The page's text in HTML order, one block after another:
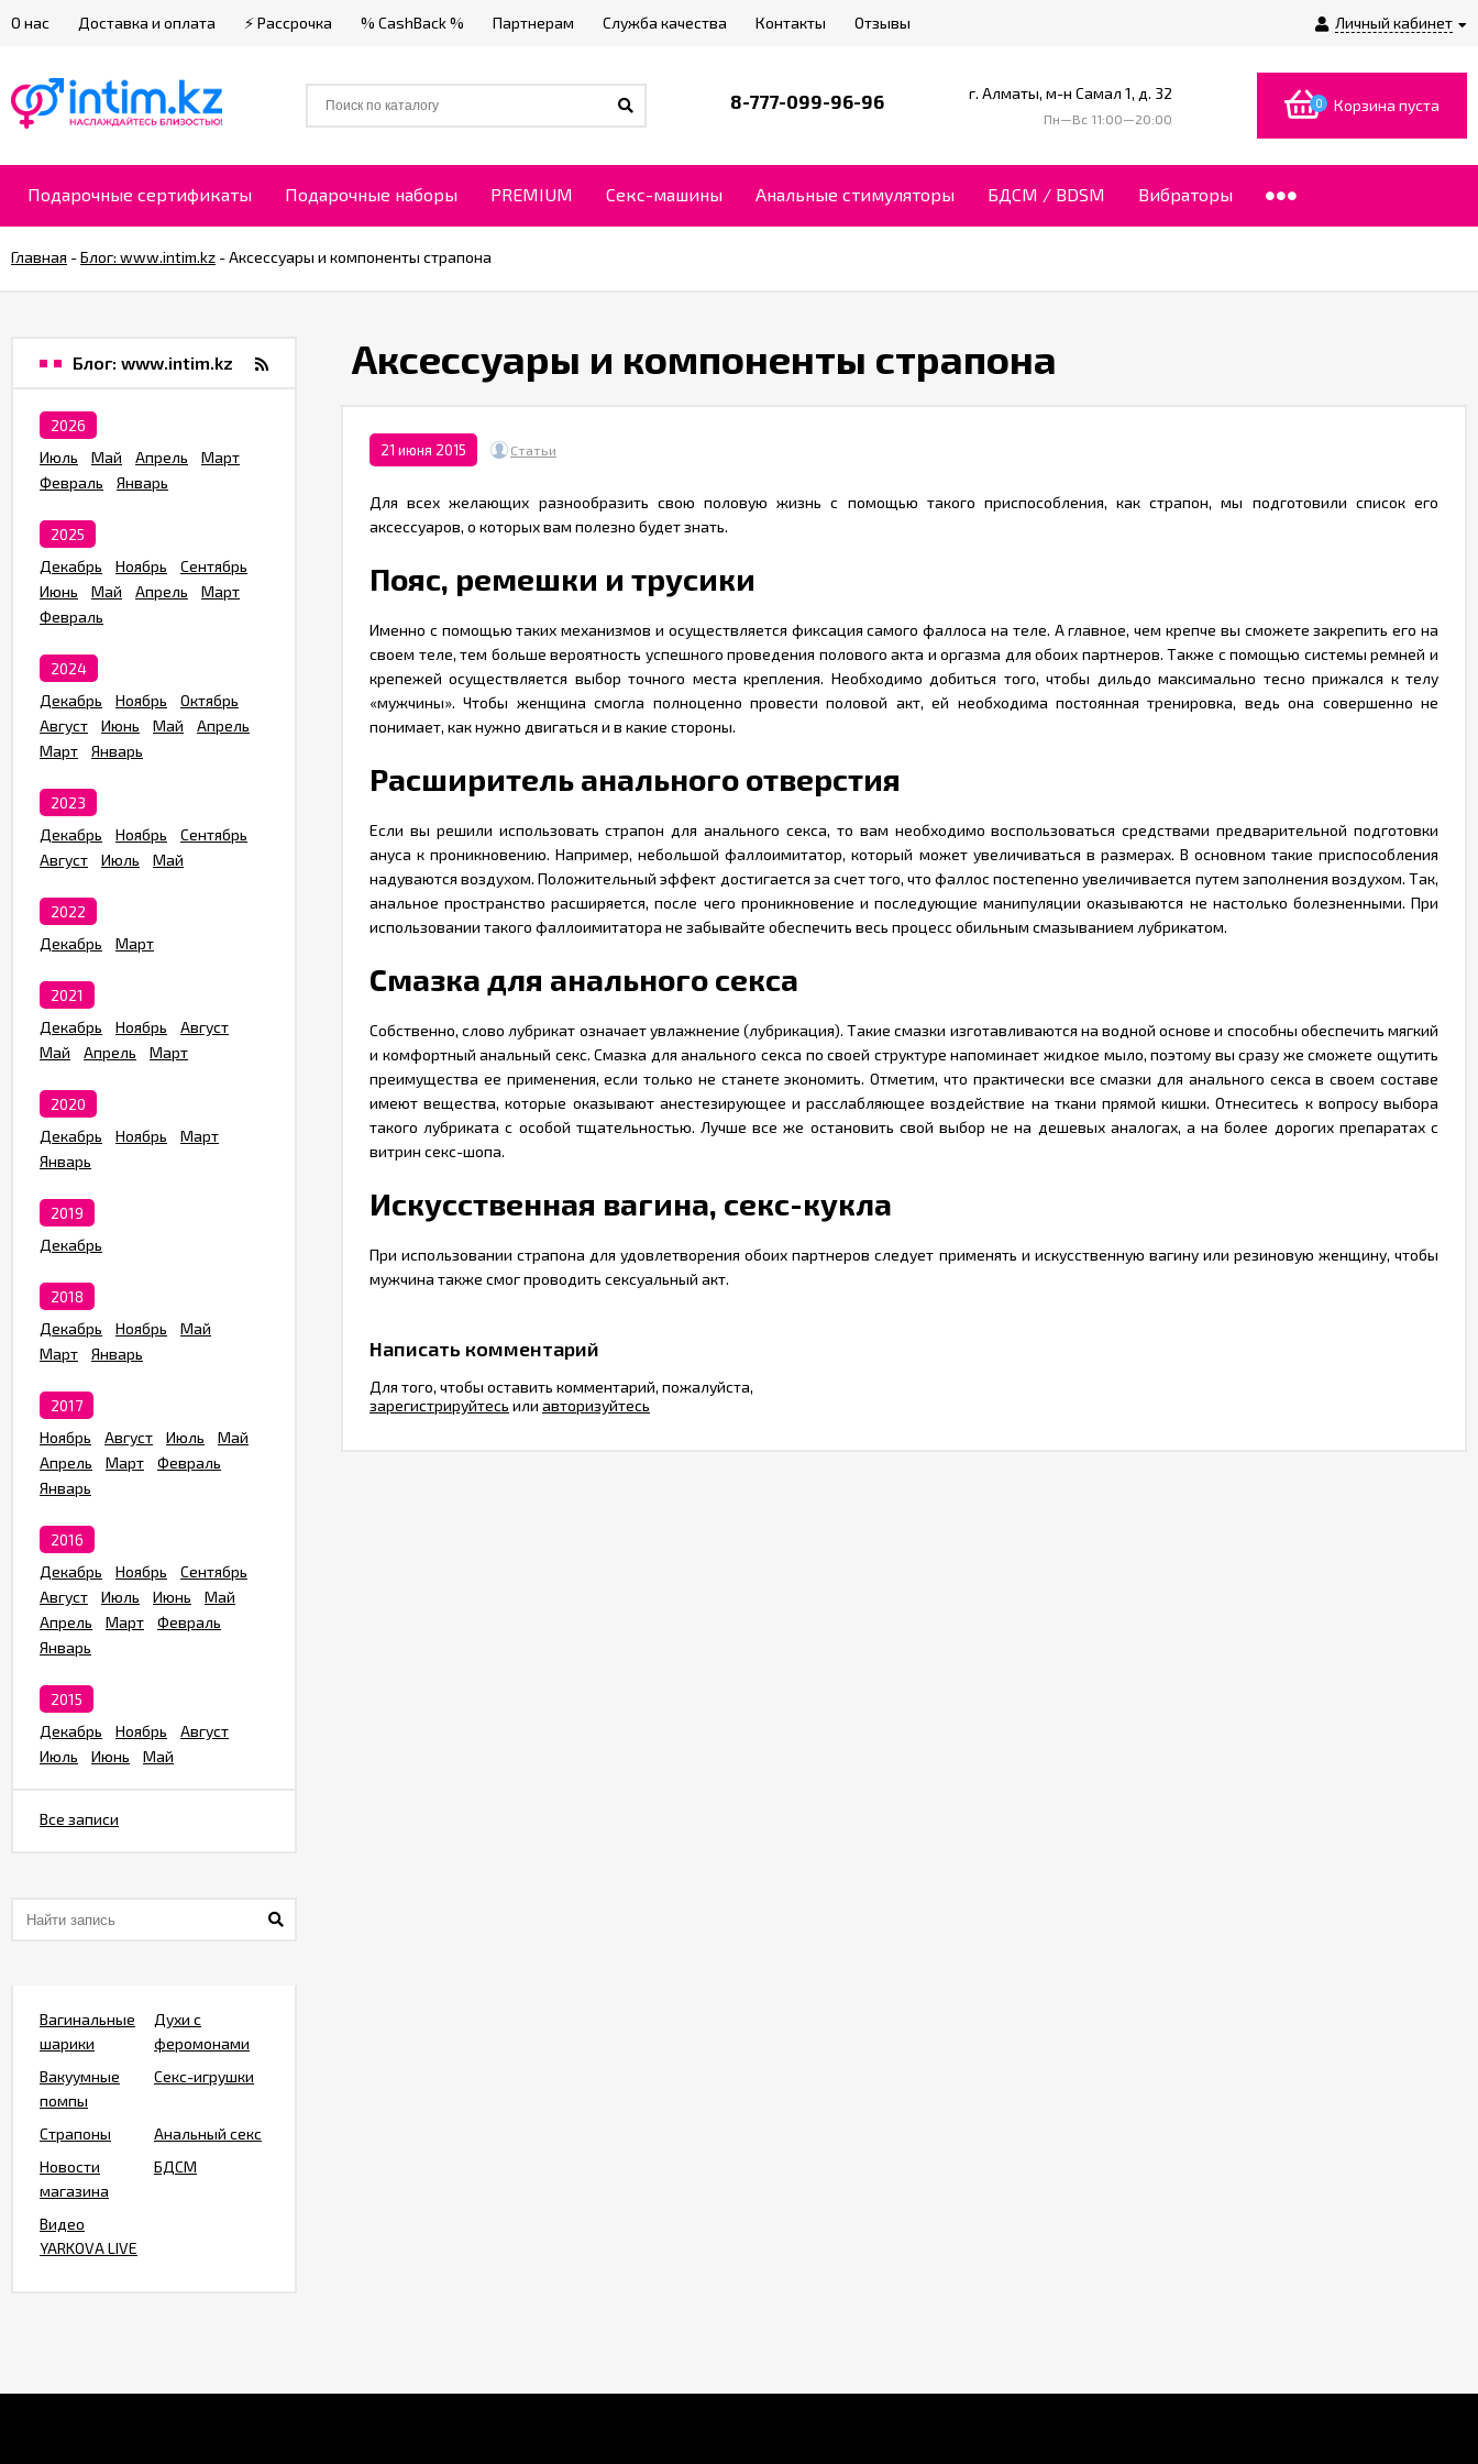
Личный кабинет
О нас Доставка и оплата ⚡ Рассрочка % CashBack % Партнерам Служба качества Контакты Отзывы
8-777-099-96-96 г. Алматы, м-н Самал 1, д. 32
Пн—Вс 11:00—20:00
0 Корзина пуста
Подарочные сертификаты Подарочные наборы PREMIUM Секс-машины Анальные стимуляторы БДСМ / BDSM Вибраторы
Главная -Блог: www.intim.kz -​Аксессуары и компоненты страпона
​Аксессуары и компоненты страпона
21 июня 2015 Статьи
Для всех желающих разнообразить свою половую жизнь с помощью такого приспособления, как страпон, мы подготовили список его
аксессуаров, о которых вам полезно будет знать.
Пояс, ремешки и трусики
Именно с помощью таких механизмов и осуществляется фиксация самого фаллоса на теле. А главное, чем крепче вы сможете закрепить его на
своем теле, тем больше вероятность успешного проведения полового акта и оргазма для обоих партнеров. Также с помощью системы ремней и
крепежей осуществляется выбор точного места крепления. Необходимо добиться того, чтобы дильдо максимально тесно прижался к телу
«мужчины». Чтобы женщина смогла полноценно провести половой акт, ей необходима постоянная тренировка, ведь она совершенно не
понимает, как нужно двигаться и в какие стороны.
Расширитель анального отверстия
Если вы решили использовать страпон для анального секса, то вам необходимо воспользоваться средствами предварительной подготовки
ануса к проникновению. Например, небольшой фаллоимитатор, который может увеличиваться в размерах. В основном такие приспособления
надуваются воздухом. Положительный эффект достигается за счет того, что фаллос постепенно увеличивается путем заполнения воздухом. Так,
анальное пространство расширяется, после чего проникновение и последующие манипуляции оказываются не настолько болезненными. При
использовании такого фаллоимитатора не забывайте обеспечить весь процесс обильным смазыванием лубрикатом.
Смазка для анального секса
Собственно, слово лубрикат означает увлажнение (лубрикация). Такие смазки изготавливаются на водной основе и способны обеспечить мягкий
и комфортный анальный секс. Смазка для анального секса по своей структуре напоминает жидкое мыло, поэтому вы сразу же сможете ощутить
преимущества ее применения, если только не станете экономить. Отметим, что практически все смазки для анального секса в своем составе
имеют вещества, которые оказывают анестезирующее и расслабляющее воздействие на ткани прямой кишки. Отнеситесь к вопросу выбора
такого лубриката с особой тщательностью. Лучше все же остановить свой выбор не на дешевых аналогах, а на более дорогих препаратах с
витрин секс-шопа.
Искусственная вагина, секс-кукла
При использовании страпона для удовлетворения обоих партнеров следует применять и искусственную вагину или резиновую женщину, чтобы
мужчина также смог проводить сексуальный акт.
Написать комментарий
Для того, чтобы оставить комментарий, пожалуйста,
зарегистрируйтесь или авторизуйтесь
Блог: www.intim.kz
2026
Июль
Май Апрель
Март
Февраль
Январь
2025
Декабрь
Ноябрь
Сентябрь
Июнь
Май Апрель
Март
Февраль
2024
Декабрь
Ноябрь
Октябрь
Август
Июнь Май
Апрель
Март
Январь
2023
Декабрь
Ноябрь
Сентябрь
Август
Июль Май
2022
Декабрь
Март
2021
Декабрь
Ноябрь
Август
Май
Апрель Март
2020
Декабрь
Ноябрь
Март
Январь
2019
Декабрь
2018
Декабрь
Ноябрь
Май
Март
Январь
2017
Ноябрь
Август Июль
Май
Апрель
Март
Февраль
Январь
2016
Декабрь
Ноябрь
Сентябрь
Август
Июль Июнь
Май
Апрель
Март
Февраль
Январь
2015
Декабрь
Ноябрь
Август
Июль
Июнь Май
Все записи
Вагинальные
шарики
Духи с
феромонами
Вакуумные
помпы
Секс-игрушки
Страпоны
Анальный секс
Новости
магазина
БДСМ
Видео
YARKOVA LIVE